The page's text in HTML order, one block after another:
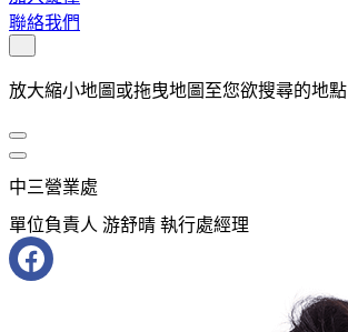
聯絡我們
放大縮小地圖或拖曳地圖至您欲搜尋的地點
中三營業處
單位負責人 游舒晴 執行處經理